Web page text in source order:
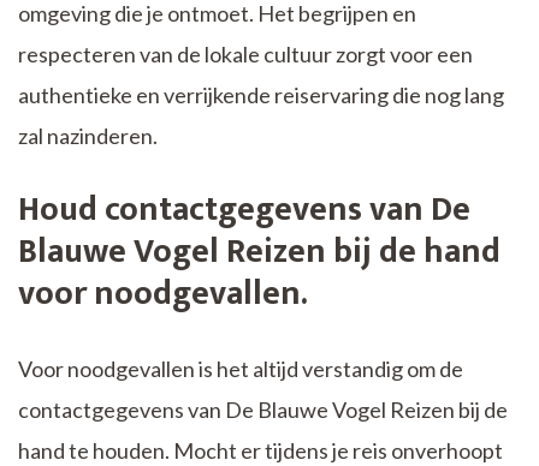
omgeving die je ontmoet. Het begrijpen en
respecteren van de lokale cultuur zorgt voor een
authentieke en verrijkende reiservaring die nog lang
zal nazinderen.
Houd contactgegevens van De
Blauwe Vogel Reizen bij de hand
voor noodgevallen.
Voor noodgevallen is het altijd verstandig om de
contactgegevens van De Blauwe Vogel Reizen bij de
hand te houden. Mocht er tijdens je reis onverhoopt